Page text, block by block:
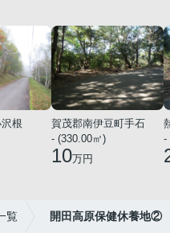
沢根
賀茂郡南伊豆町手石
- (330.00㎡)
10万円
-
覧 開田高原保健休養地②